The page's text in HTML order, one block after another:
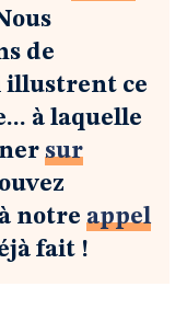
de
illustrent ce
à laquelle
sur
notre appel
fait !